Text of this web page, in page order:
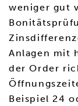
weniger gut
Anlagen mit
der Order
Beispiel 24